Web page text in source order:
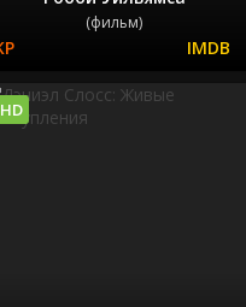
(фильм)
HD